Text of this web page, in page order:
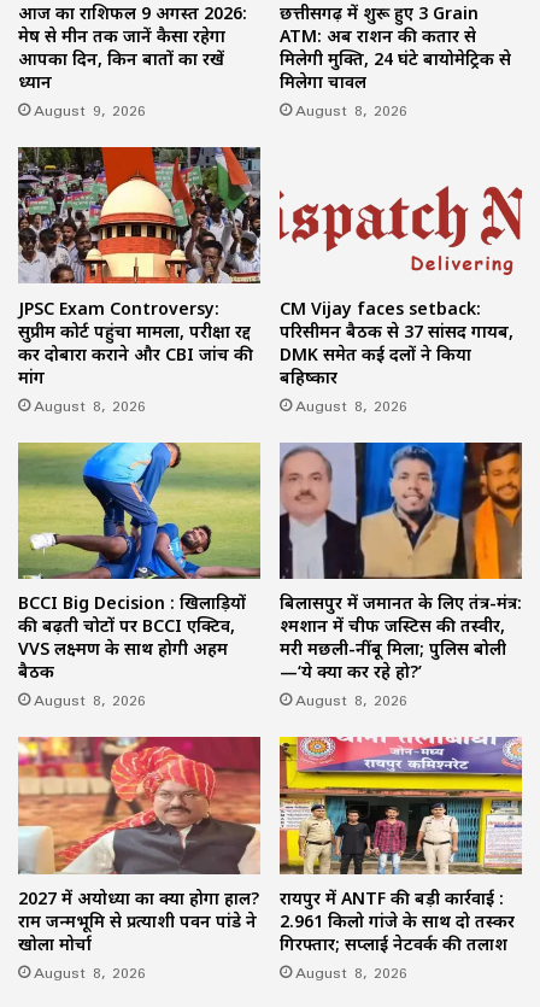
आज का राशिफल 9 अगस्त 2026:
मेष से मीन तक जानें कैसा रहेगा
आपका दिन, किन बातों का रखें
ध्यान
August 9, 2026
छत्तीसगढ़ में शुरू हुए 3 Grain
ATM: अब राशन की कतार से
मिलेगी मुक्ति, 24 घंटे बायोमेट्रिक से
मिलेगा चावल
August 8, 2026
JPSC Exam Controversy:
सुप्रीम कोर्ट पहुंचा मामला, परीक्षा रद्द
कर दोबारा कराने और CBI जांच की
मांग
August 8, 2026
CM Vijay faces setback:
परिसीमन बैठक से 37 सांसद गायब,
DMK समेत कई दलों ने किया
बहिष्कार
August 8, 2026
BCCI Big Decision : खिलाड़ियों
की बढ़ती चोटों पर BCCI एक्टिव,
VVS लक्ष्मण के साथ होगी अहम
बैठक
August 8, 2026
बिलासपुर में जमानत के लिए तंत्र-मंत्र:
श्मशान में चीफ जस्टिस की तस्वीर,
मरी मछली-नींबू मिला; पुलिस बोली
—‘ये क्या कर रहे हो?’
August 8, 2026
2027 में अयोध्या का क्या होगा हाल?
राम जन्मभूमि से प्रत्याशी पवन पांडे ने
खोला मोर्चा
August 8, 2026
रायपुर में ANTF की बड़ी कार्रवाई :
2.961 किलो गांजे के साथ दो तस्कर
गिरफ्तार; सप्लाई नेटवर्क की तलाश
August 8, 2026